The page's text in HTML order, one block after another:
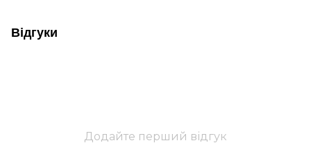
Відгуки
Додайте перший відгук